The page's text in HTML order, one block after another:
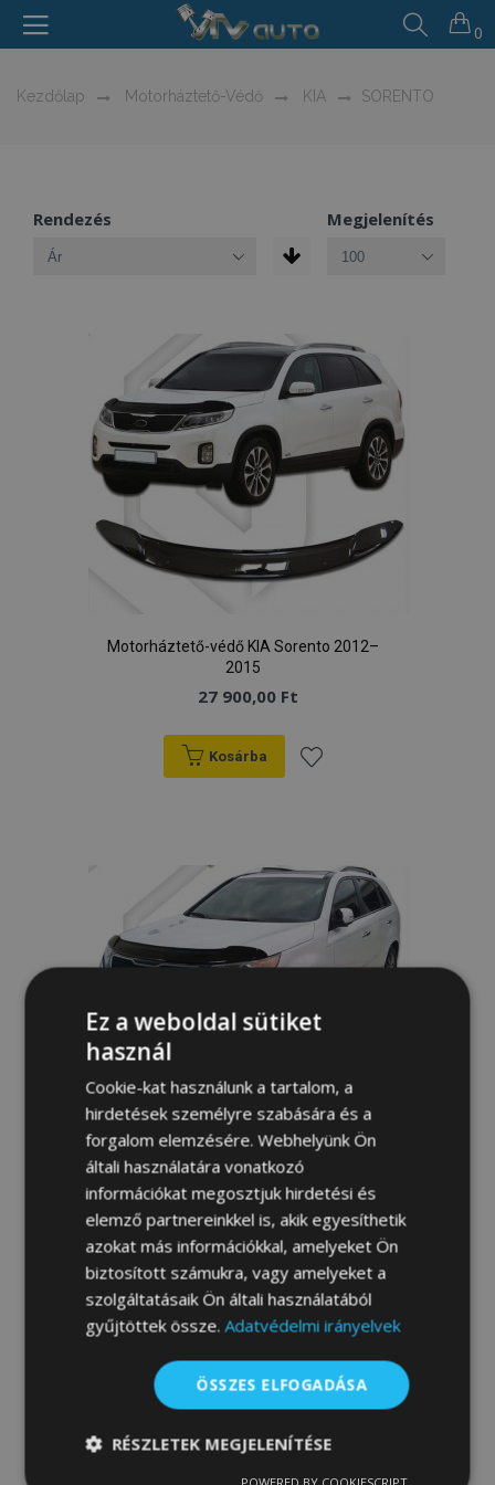
0
Kezdőlap Motorháztető-Védő KIA SORENTO
Rendezés Megjelenítés
Motorháztető-védő KIA Sorento 2012–
2015
27 900,00 Ft
Kosárba
kívánságlistához
Motorháztető-védő KIA Sorento 2010–
2012
27 900,00 Ft
Kosárba
Hozzáadás
a
Ez a weboldal sütiket
használ
Cookie-kat használunk a tartalom, a
hirdetések személyre szabására és a
forgalom elemzésére. Webhelyünk Ön
általi használatára vonatkozó
információkat megosztjuk hirdetési és
elemző partnereinkkel is, akik egyesíthetik
azokat más információkkal, amelyeket Ön
biztosított számukra, vagy amelyeket a
szolgáltatásaik Ön általi használatából
gyűjtöttek össze.Adatvédelmi irányelvek
ÖSSZES ELFOGADÁSA
RÉSZLETEK MEGJELENÍTÉSE
POWERED BY COOKIESCRIPT